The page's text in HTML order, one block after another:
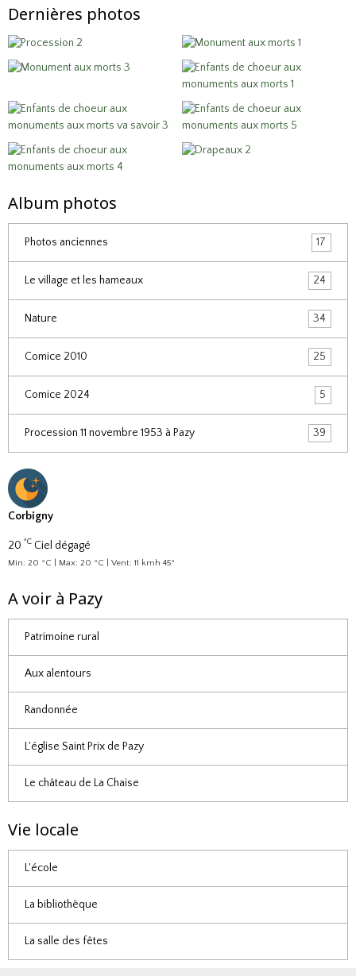
Dernières photos
Album photos
Photos anciennes 17
Le village et les hameaux 24
Nature 34
Comice 2010 25
Comice 2024 5
Procession 11 novembre 1953 à Pazy 39
Corbigny
20 °C Ciel dégagé
Min: 20 °C | Max: 20 °C | Vent: 11 kmh 45°
A voir à Pazy
Patrimoine rural
Aux alentours
Randonnée
L'église Saint Prix de Pazy
Le château de La Chaise
Vie locale
L'école
La bibliothèque
La salle des fêtes